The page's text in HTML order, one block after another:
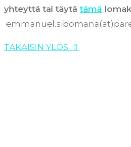
yhteyttä tai täytä tämä
TAKAISIN YLÖS ⇧